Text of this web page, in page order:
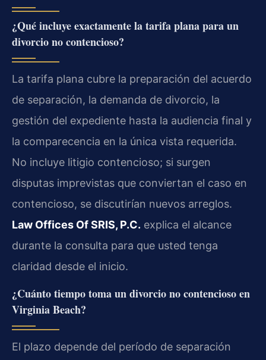
¿Qué incluye exactamente la tarifa plana para un
divorcio no contencioso?
La tarifa plana cubre la preparación del acuerdo
de separación, la demanda de divorcio, la
gestión del expediente hasta la audiencia final y
la comparecencia en la única vista requerida.
No incluye litigio contencioso; si surgen
disputas imprevistas que conviertan el caso en
contencioso, se discutirían nuevos arreglos.
Law Offices Of SRIS, P.C. explica el alcance
durante la consulta para que usted tenga
claridad desde el inicio.
¿Cuánto tiempo toma un divorcio no contencioso en
Virginia Beach?
El plazo depende del período de separación